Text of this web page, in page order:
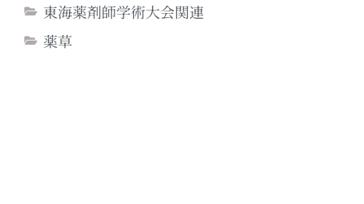
東海薬剤師学術大会関連
薬草